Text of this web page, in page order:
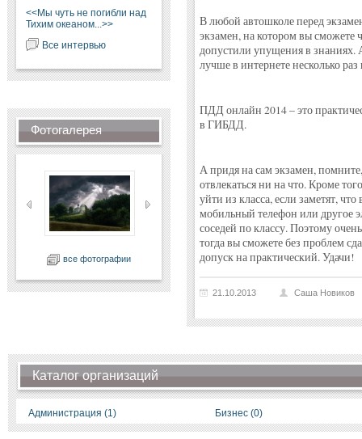
<<Мы чуть не погибли над
Тихим океаном...>>
Все интервью
Фотогалерея
все фотографии
В любой автошколе перед
экзамен, на котором вы сможете
допустили упущения в знаниях.
лучше в интернете несколько
ПДД онлайн 2014 – это
в ГИБДД.
А придя на сам экзамен, помните,
отвлекаться ни на что. Кроме
уйти из класса, если заметят, что
мобильный телефон или другое
соседей по классу. Поэтому
тогда вы сможете без проблем
допуск на практический. Удачи!
21.10.2013 Саша Новиков
Каталог организаций
Администрация (1) Бизнес (0)